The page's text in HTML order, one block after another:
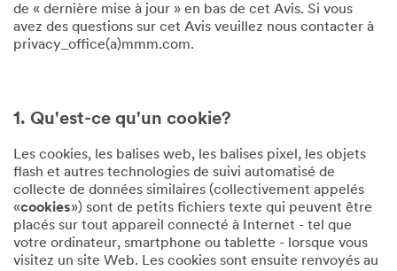
de « dernière mise à jour » en bas de cet Avis. Si vous
avez des questions sur cet Avis veuillez nous contacter à
privacy_office(a)mmm.com.
1. Qu'est-ce qu'un cookie?
Les cookies, les balises web, les balises pixel, les objets
flash et autres technologies de suivi automatisé de
collecte de données similaires (collectivement appelés
«cookies») sont de petits fichiers texte qui peuvent être
placés sur tout appareil connecté à Internet - tel que
votre ordinateur, smartphone ou tablette - lorsque vous
visitez un site Web. Les cookies sont ensuite renvoyés au